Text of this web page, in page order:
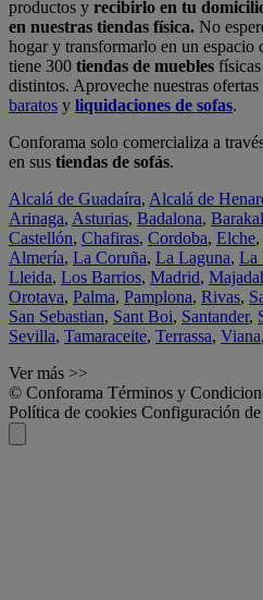
productos y recibirlo en tu
en nuestras tiendas física. No
hogar y transformarlo en un espacio
tiene 300 tiendas de muebles
distintos. Aproveche nuestras ofertas
baratos y liquidaciones de sofas.
Conforama solo comercializa a
en sus tiendas de sofás.
Alcalá de Guadaíra, Alcalá de
Arinaga, Asturias, Badalona,
Castellón, Chafiras, Cordoba, Elche,
Almería, La Coruña, La Laguna, La
Lleida, Los Barrios, Madrid,
Orotava, Palma, Pamplona, Rivas,
San Sebastian, Sant Boi, Santander,
Sevilla, Tamaraceite, Terrassa, Viana,
Ver más >>
© Conforama Términos y
Política de cookies Configuración